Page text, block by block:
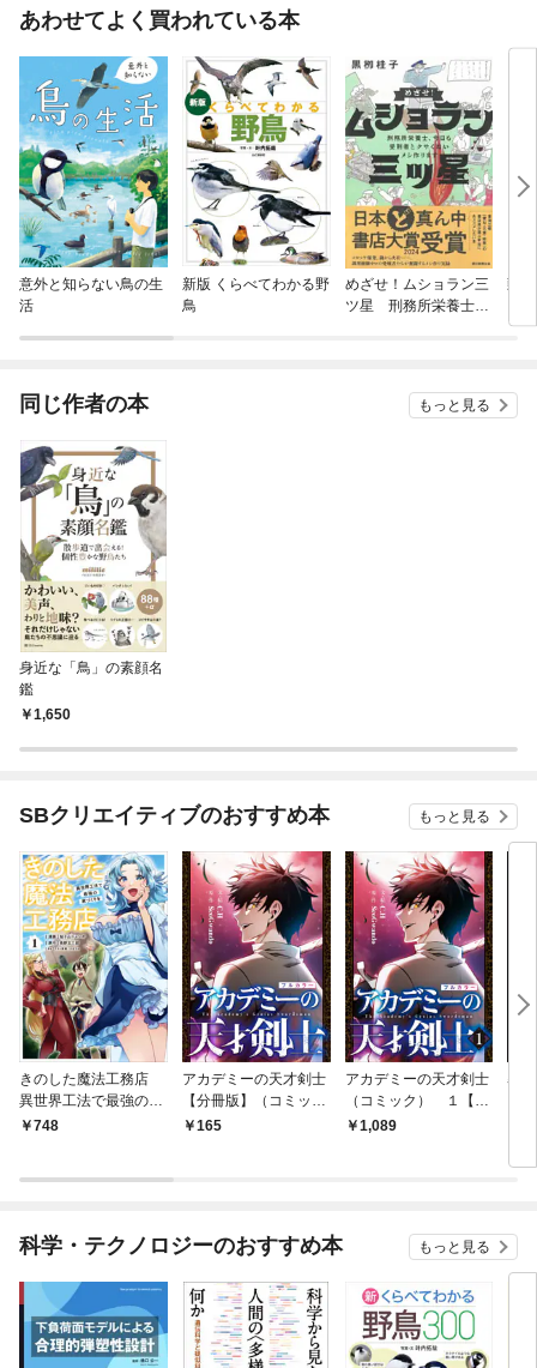
あわせてよく買われている本
意外と知らない鳥の生
活
新版 くらべてわかる野
鳥
めざせ！ムショラン三
ツ星 刑務所栄養士、
頭
同じ作者の本 もっと見る
身近な「鳥」の素顔名
鑑
1,650
SBクリエイティブのおすすめ本 もっと見る
きのした魔法工務店
異世界工法で最強の家
づくりを（コミック）
748
アカデミーの天才剣士
【分冊版】（コミッ
ク） １話【フルカラ
165
アカデミーの天才剣士
（コミック） １【フ
ルカラー】
1,089
暴
科学・テクノロジーのおすすめ本 もっと見る